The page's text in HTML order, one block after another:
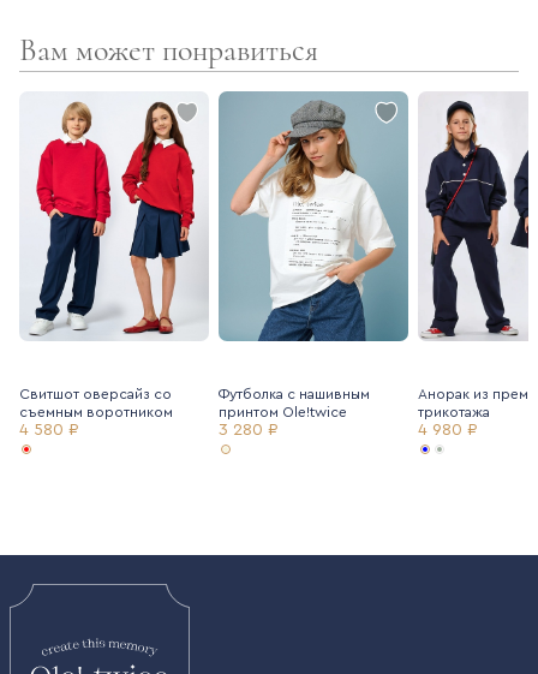
Вам может понравиться
Свитшот оверсайз со
съемным воротником
4 580 ₽
Футболка с нашивным
принтом Ole!twice
3 280 ₽
Анорак из
трикотажа
4 980 ₽